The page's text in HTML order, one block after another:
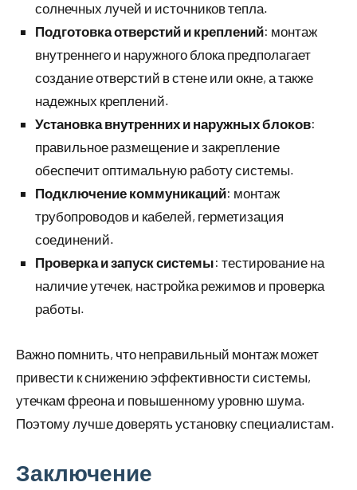
солнечных лучей и источников тепла.
Подготовка отверстий и креплений: монтаж
внутреннего и наружного блока предполагает
создание отверстий в стене или окне, а также
надежных креплений.
Установка внутренних и наружных блоков:
правильное размещение и закрепление
обеспечит оптимальную работу системы.
Подключение коммуникаций: монтаж
трубопроводов и кабелей, герметизация
соединений.
Проверка и запуск системы: тестирование на
наличие утечек, настройка режимов и проверка
работы.
Важно помнить, что неправильный монтаж может
привести к снижению эффективности системы,
утечкам фреона и повышенному уровню шума.
Поэтому лучше доверять установку специалистам.
Заключение